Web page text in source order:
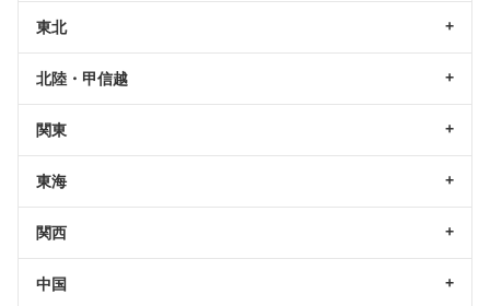
東北
北陸・甲信越
関東
東海
関西
中国